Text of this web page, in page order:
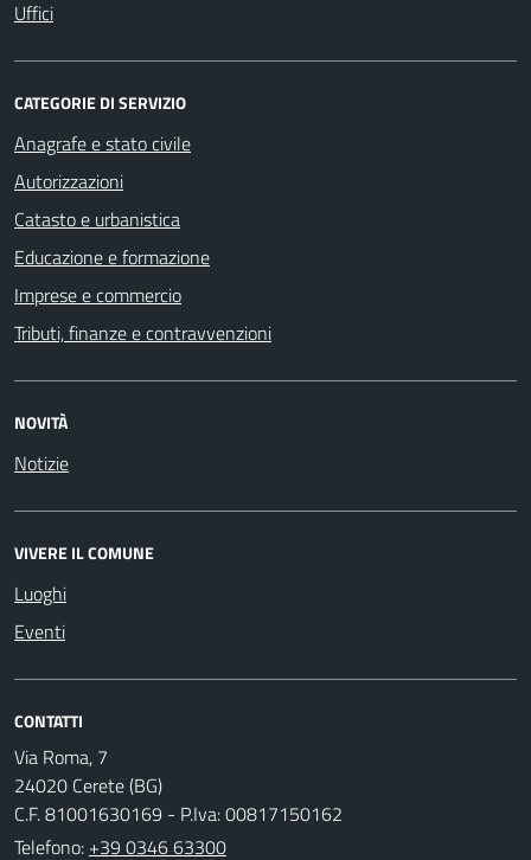
Uffici
CATEGORIE DI SERVIZIO
Anagrafe e stato civile
Autorizzazioni
Catasto e urbanistica
Educazione e formazione
Imprese e commercio
Tributi, finanze e contravvenzioni
NOVITÀ
Notizie
VIVERE IL COMUNE
Luoghi
Eventi
CONTATTI
Via Roma, 7
24020 Cerete (BG)
C.F. 81001630169 - P.Iva: 00817150162
Telefono: +39 0346 63300